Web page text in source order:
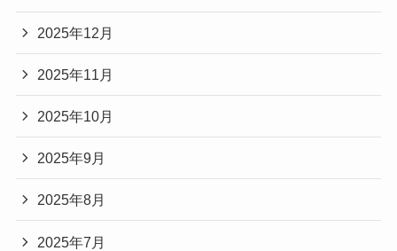
2025年12月
2025年11月
2025年10月
2025年9月
2025年8月
2025年7月